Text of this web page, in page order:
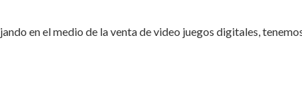
en el medio de la venta de video juegos digitales,